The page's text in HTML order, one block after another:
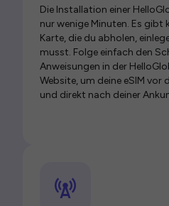
Die Installation einer
nur wenige Minuten. Es gibt
Karte, die du abholen,
musst. Folge einfach den
Anweisungen in der
Website, um deine eSIM vor
und direkt nach deiner